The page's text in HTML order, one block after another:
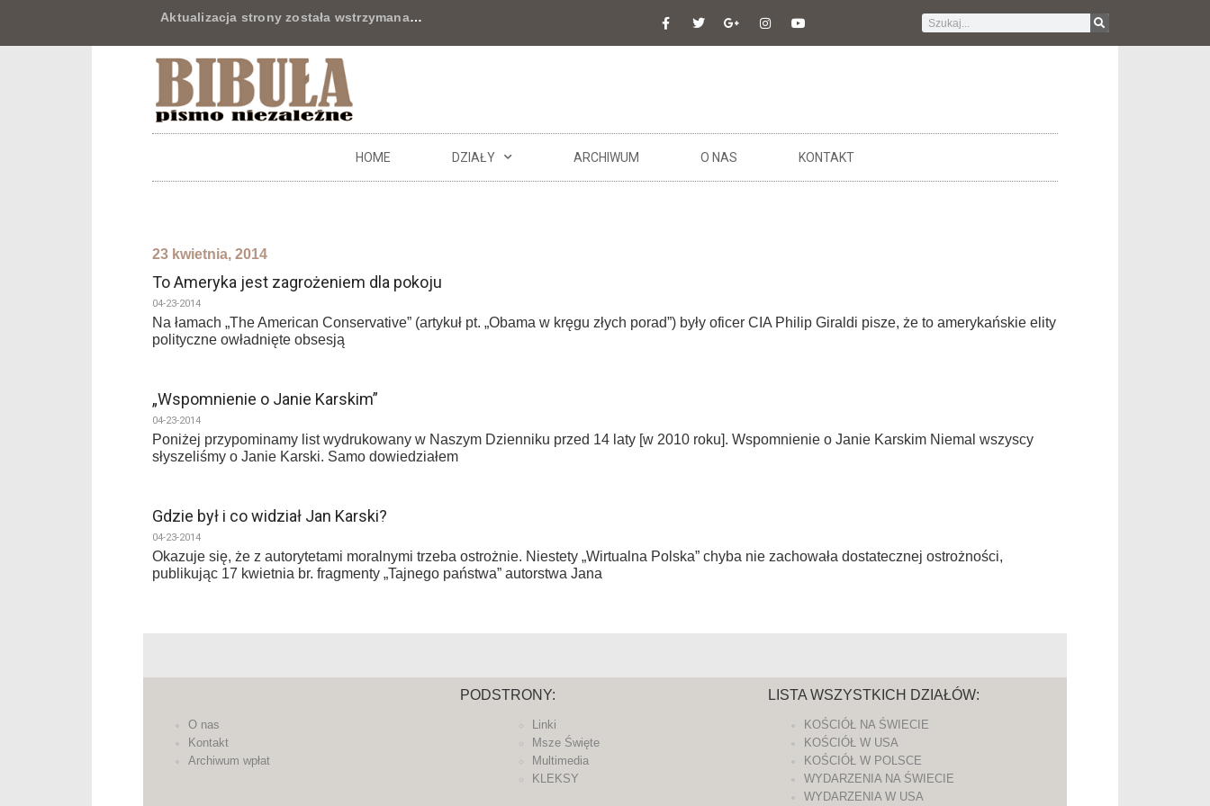
Aktualizacja strony została wstrzymana…
HOME DZIAŁY ARCHIWUM O NAS KONTAKT
23 kwietnia, 2014
To Ameryka jest zagrożeniem dla pokoju
04-23-2014
Na łamach „The American Conservative” (artykuł pt. „Obama w kręgu złych porad”) były oficer CIA Philip Giraldi pisze, że to amerykańskie elity
polityczne owładnięte obsesją
„Wspomnienie o Janie Karskim”
04-23-2014
Poniżej przypominamy list wydrukowany w Naszym Dzienniku przed 14 laty [w 2010 roku]. Wspomnienie o Janie Karskim Niemal wszyscy
słyszeliśmy o Janie Karski. Samo dowiedziałem
Gdzie był i co widział Jan Karski?
04-23-2014
Okazuje się, że z autorytetami moralnymi trzeba ostrożnie. Niestety „Wirtualna Polska” chyba nie zachowała dostatecznej ostrożności,
publikując 17 kwietnia br. fragmenty „Tajnego państwa” autorstwa Jana
O nas
Kontakt
Archiwum wpłat
PODSTRONY:
Linki
Msze Święte
Multimedia
KLEKSY
LISTA WSZYSTKICH DZIAŁÓW:
KOŚCIÓŁ NA ŚWIECIE
KOŚCIÓŁ W USA
KOŚCIÓŁ W POLSCE
WYDARZENIA NA ŚWIECIE
WYDARZENIA W USA